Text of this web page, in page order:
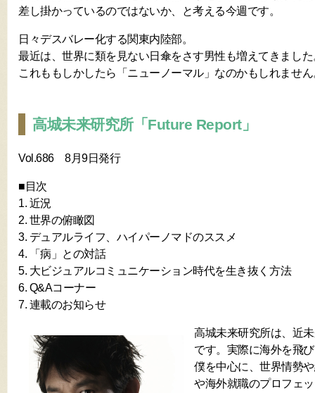
差し掛かっているのではないか、と考える今週です。
日々デスバレー化する関東内陸部。
最近は、世界に類を見ない日傘をさす男性も増えてきました
これももしかしたら「ニューノーマル」なのかもしれません
高城未来研究所「Future Report」
Vol.686 8月9日発行
■目次
1. 近況
2. 世界の俯瞰図
3. デュアルライフ、ハイパーノマドのススメ
4. 「病」との対話
5. 大ビジュアルコミュニケーション時代を生き抜く方法
6. Q&Aコーナー
7. 連載のお知らせ
高城未来研究所は、近
です。実際に海外を飛
僕を中心に、世界情勢
や海外就職のプロフェ